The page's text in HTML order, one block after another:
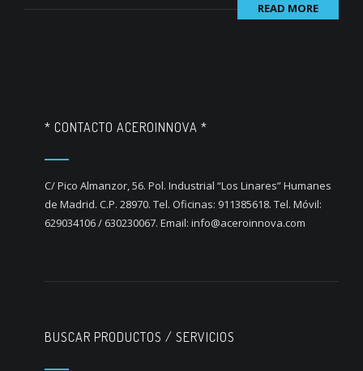
READ MORE
* CONTACTO ACEROINNOVA *
C/ Pico Almanzor, 56. Pol. Industrial “Los Linares” Humanes
de Madrid. C.P. 28970. Tel. Oficinas: 911385618. Tel. Móvil:
629034106 / 630230067. Email: info@aceroinnova.com
BUSCAR PRODUCTOS / SERVICIOS